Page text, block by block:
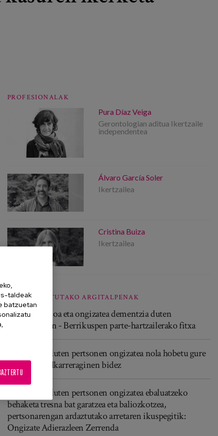
PROFESIONALAK
Pura Díaz Veiga
Gerontologian aditua Ikertzaile
independentea
Álvaro García Soler
Ikertzailea
Cristina Buiza
Ikertzailea
ERLAZIONATUTAKO ARGITALPENAK
Komunikazioa eta ongizatea dementzia duten
pertsonengan - Berrikuspen parte-hartzailerako fitxa
Dementzia duten pertsonen ongizatea nola hobetu gure
eguneroko elkarreraginen bidez
Dementzia duten pertsonen ongizatea ebaluatzeko
behaketa tresna bat garatzea eta baliozkotzea,
pertsonarengan ardaztutako arretaren ikuspegitik:
Ongizate Adierazleen Zerrenda
taldeak
batzuetan